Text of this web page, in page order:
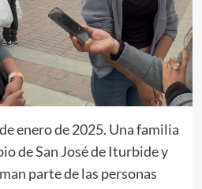
enero de 2025. Una familia
de San José de Iturbide y
parte de las personas